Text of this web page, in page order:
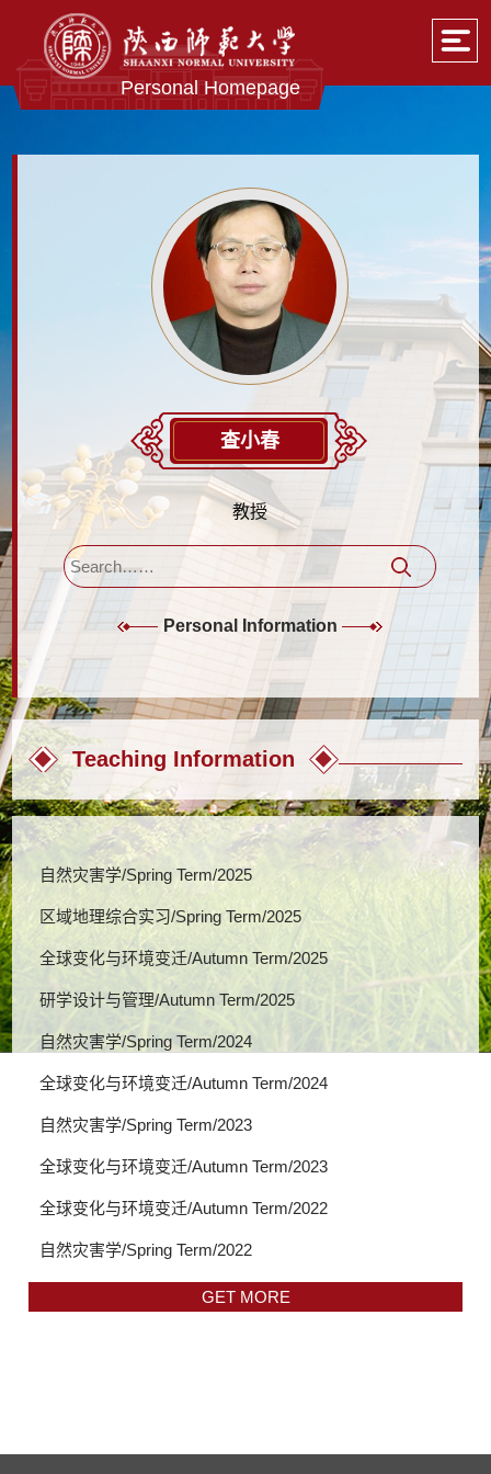
Personal Homepage
查小春
教授
Personal Information
Teaching Information
自然灾害学/Spring Term/2025
区域地理综合实习/Spring Term/2025
全球变化与环境变迁/Autumn Term/2025
研学设计与管理/Autumn Term/2025
自然灾害学/Spring Term/2024
全球变化与环境变迁/Autumn Term/2024
自然灾害学/Spring Term/2023
全球变化与环境变迁/Autumn Term/2023
全球变化与环境变迁/Autumn Term/2022
自然灾害学/Spring Term/2022
GET MORE